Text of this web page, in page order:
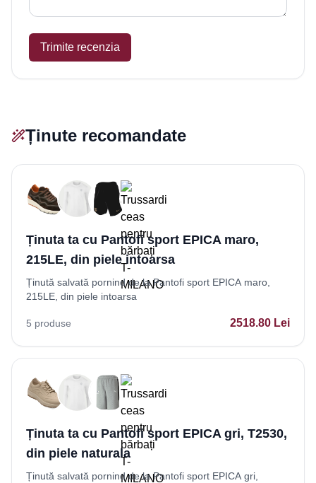
Trimite recenzia
Ținute recomandate
Ținuta ta cu Pantofi sport EPICA maro,
215LE, din piele intoarsa
Ținută salvată pornind de la Pantofi sport EPICA maro,
215LE, din piele intoarsa
5 produse 2518.80 Lei
Ținuta ta cu Pantofi sport EPICA gri, T2530,
din piele naturala
Ținută salvată pornind de la Pantofi sport EPICA gri,